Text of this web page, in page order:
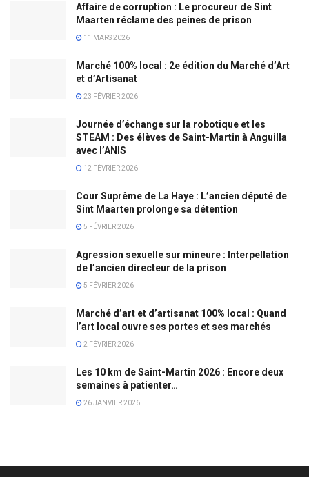
Affaire de corruption : Le procureur de Sint
Maarten réclame des peines de prison
11 MARS 2026
Marché 100% local : 2e édition du Marché d’Art
et d’Artisanat
23 FÉVRIER 2026
Journée d’échange sur la robotique et les
STEAM : Des élèves de Saint-Martin à Anguilla
avec l’ANIS
12 FÉVRIER 2026
Cour Suprême de La Haye : L’ancien député de
Sint Maarten prolonge sa détention
5 FÉVRIER 2026
Agression sexuelle sur mineure : Interpellation
de l’ancien directeur de la prison
5 FÉVRIER 2026
Marché d’art et d’artisanat 100% local : Quand
l’art local ouvre ses portes et ses marchés
2 FÉVRIER 2026
Les 10 km de Saint-Martin 2026 : Encore deux
semaines à patienter…
26 JANVIER 2026